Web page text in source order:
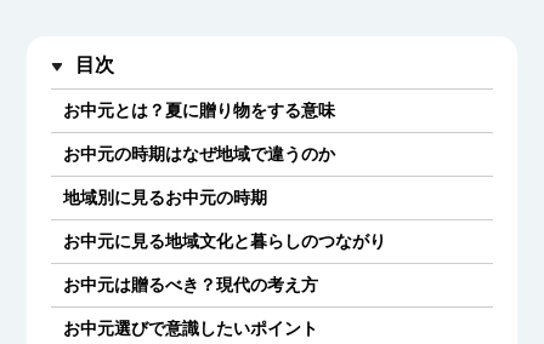
目次
お中元とは？夏に贈り物をする意味
お中元の時期はなぜ地域で違うのか
地域別に見るお中元の時期
お中元に見る地域文化と暮らしのつながり
お中元は贈るべき？現代の考え方
お中元選びで意識したいポイント